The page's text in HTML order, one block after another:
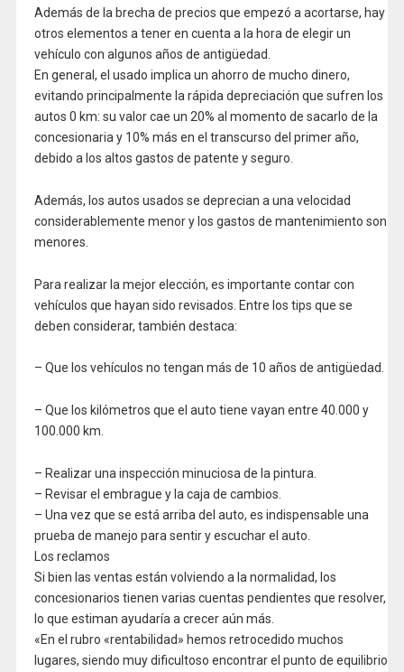
Además de la brecha de precios que empezó a acortarse, hay
otros elementos a tener en cuenta a la hora de elegir un
vehículo con algunos años de antigüedad.
En general, el usado implica un ahorro de mucho dinero,
evitando principalmente la rápida depreciación que sufren los
autos 0 km: su valor cae un 20% al momento de sacarlo de la
concesionaria y 10% más en el transcurso del primer año,
debido a los altos gastos de patente y seguro.
Además, los autos usados se deprecian a una velocidad
considerablemente menor y los gastos de mantenimiento son
menores.
Para realizar la mejor elección, es importante contar con
vehículos que hayan sido revisados. Entre los tips que se
deben considerar, también destaca:
– Que los vehículos no tengan más de 10 años de antigüedad.
– Que los kilómetros que el auto tiene vayan entre 40.000 y
100.000 km.
– Realizar una inspección minuciosa de la pintura.
– Revisar el embrague y la caja de cambios.
– Una vez que se está arriba del auto, es indispensable una
prueba de manejo para sentir y escuchar el auto.
Los reclamos
Si bien las ventas están volviendo a la normalidad, los
concesionarios tienen varias cuentas pendientes que resolver,
lo que estiman ayudaría a crecer aún más.
«En el rubro «rentabilidad» hemos retrocedido muchos
lugares, siendo muy dificultoso encontrar el punto de equilibrio